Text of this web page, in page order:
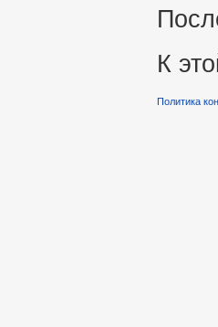
К
Политика